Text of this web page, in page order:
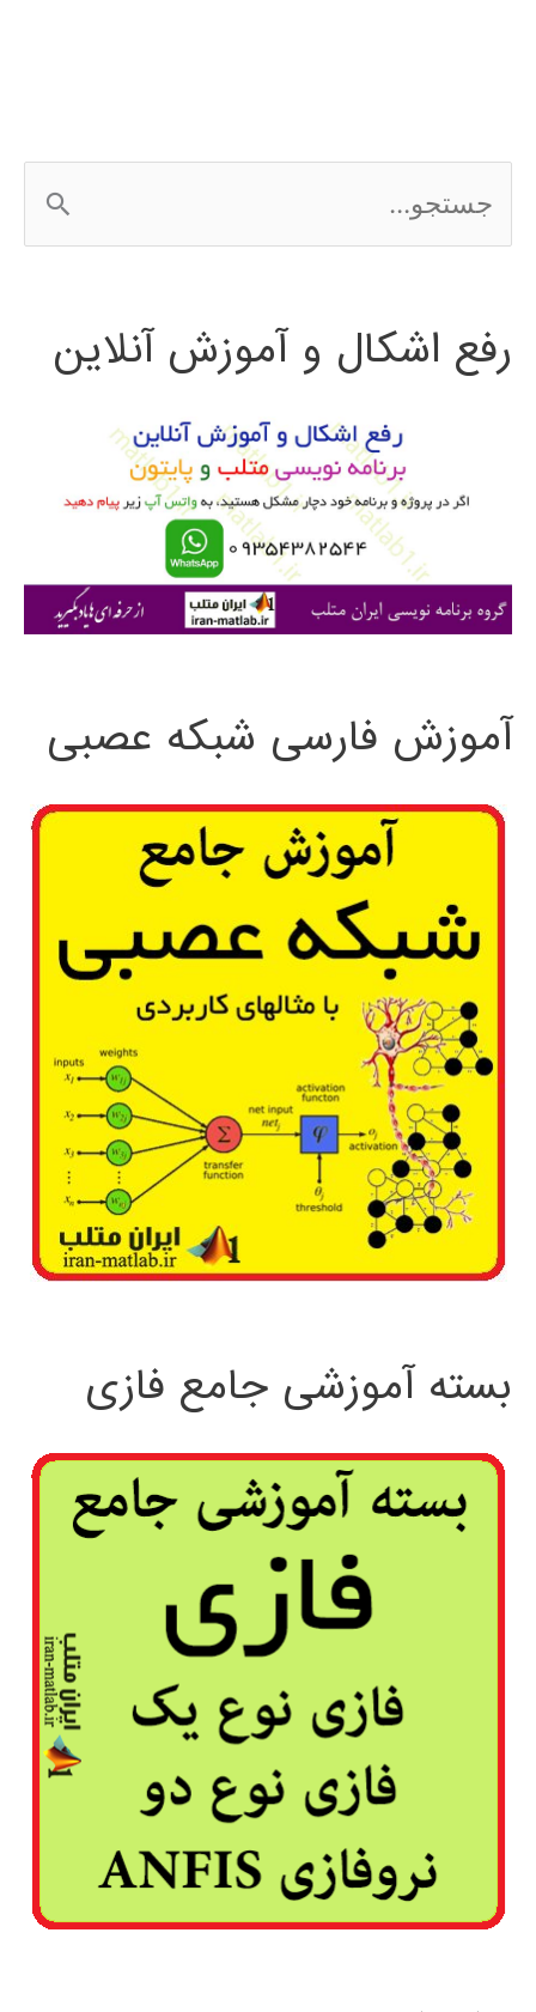
س
ج
ی
رفع اشکال و آموزش آنلاین
آموزش فارسی شبکه عصبی
بسته آموزشی جامع فازی